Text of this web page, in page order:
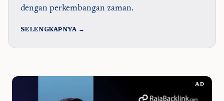
dengan perkembangan zaman.
SELENGKAPNYA →
AD